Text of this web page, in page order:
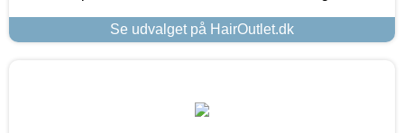
Se udvalget på HairOutlet.dk